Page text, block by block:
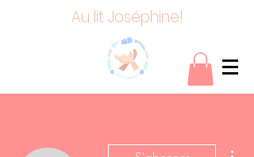
Au lit Joséphine!